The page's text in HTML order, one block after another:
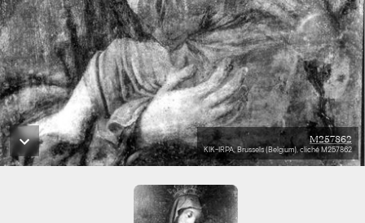
M257862
KIK-IRPA, Brussels (Belgium), cliché M257862